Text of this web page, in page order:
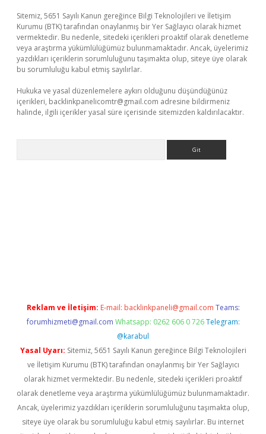
Sitemiz, 5651 Sayılı Kanun gereğince Bilgi Teknolojileri ve İletişim
Kurumu (BTK) tarafından onaylanmış bir Yer Sağlayıcı olarak hizmet
vermektedir. Bu nedenle, sitedeki içerikleri proaktif olarak denetleme
veya araştırma yükümlülüğümüz bulunmamaktadır. Ancak, üyelerimiz
yazdıkları içeriklerin sorumluluğunu taşımakta olup, siteye üye olarak
bu sorumluluğu kabul etmiş sayılırlar.
Hukuka ve yasal düzenlemelere aykırı olduğunu düşündüğünüz
içerikleri, backlinkpanelicomtr@gmail.com adresine bildirmeniz
halinde, ilgili içerikler yasal süre içerisinde sitemizden kaldırılacaktır.
Reklam ve İletişim: E-mail: backlinkpaneli@gmail.com Teams:
forumhizmeti@gmail.com Whatsapp: 0262 606 0 726 Telegram:
@karabul
Yasal Uyarı: Sitemiz, 5651 Sayılı Kanun gereğince Bilgi Teknolojileri
ve İletişim Kurumu (BTK) tarafından onaylanmış bir Yer Sağlayıcı
olarak hizmet vermektedir. Bu nedenle, sitedeki içerikleri proaktif
olarak denetleme veya araştırma yükümlülüğümüz bulunmamaktadır.
Ancak, üyelerimiz yazdıkları içeriklerin sorumluluğunu taşımakta olup,
siteye üye olarak bu sorumluluğu kabul etmiş sayılırlar. Bu internet